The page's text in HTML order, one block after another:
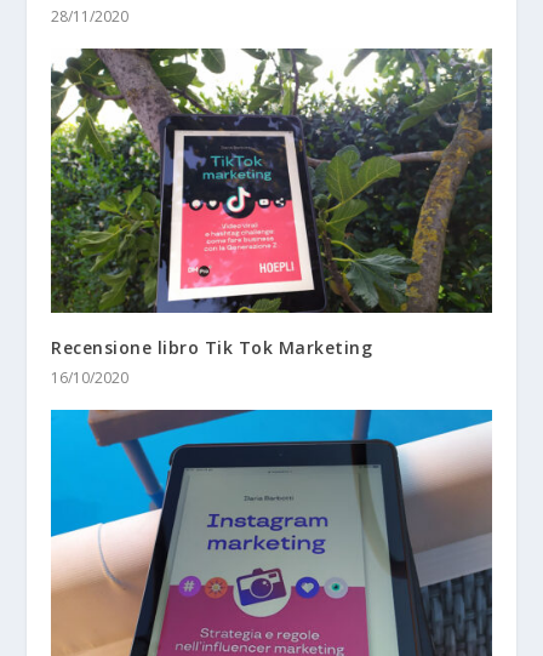
28/11/2020
Recensione libro Tik Tok Marketing
16/10/2020